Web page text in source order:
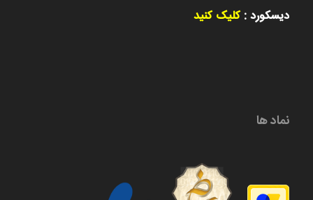
دیسکورد :کلیک کنید
نماد ها